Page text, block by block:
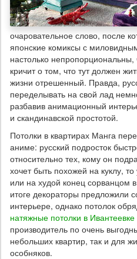
очаровательное слово, после
японские комиксы с
настолько непропорциональны,
кричит о том, что тут должен
жизни отрешенный. Правда,
переделывать на свой лад
разбавив анимационный
и скандинавской простотой.
Потолки в квартирах Манга
аниме: русский подросток
относительно тех, кому он
хочет быть похожей на куклу,
или на худой конец сорванцом
итоге декораторы предложили
интерьере, однако потолок
натяжные потолки в Ивантеевке
производитель по очень
небольших квартир, так и для
особняков.